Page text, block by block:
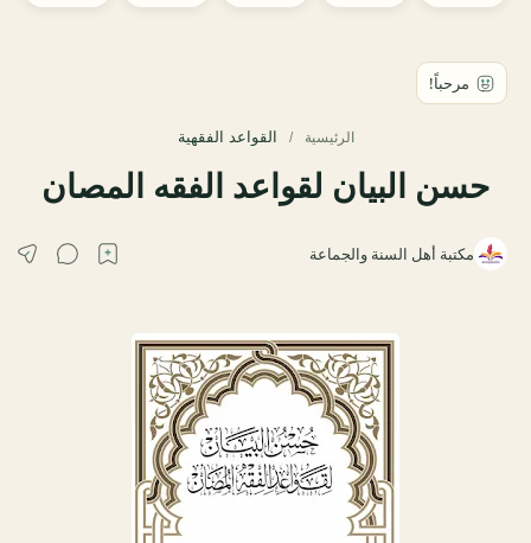
الرئيسية القواعد الفقهية
حسن البيان لقواعد الفقه المصان